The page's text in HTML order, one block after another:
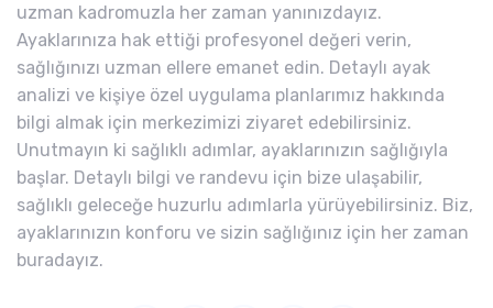
uzman kadromuzla her zaman yanınızdayız.
Ayaklarınıza hak ettiği profesyonel değeri verin,
sağlığınızı uzman ellere emanet edin. Detaylı ayak
analizi ve kişiye özel uygulama planlarımız hakkında
bilgi almak için merkezimizi ziyaret edebilirsiniz.
Unutmayın ki sağlıklı adımlar, ayaklarınızın sağlığıyla
başlar. Detaylı bilgi ve randevu için bize ulaşabilir,
sağlıklı geleceğe huzurlu adımlarla yürüyebilirsiniz. Biz,
ayaklarınızın konforu ve sizin sağlığınız için her zaman
buradayız.